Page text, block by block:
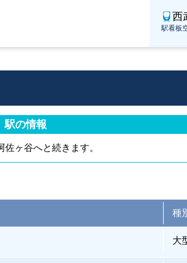
西
駅看板
駅の情報
ヶ谷へと続きます。
種
大